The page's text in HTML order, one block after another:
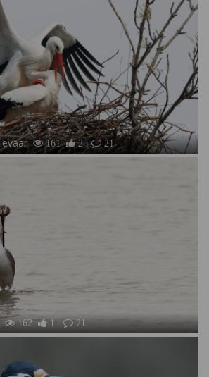
161 2 21
162 1 21